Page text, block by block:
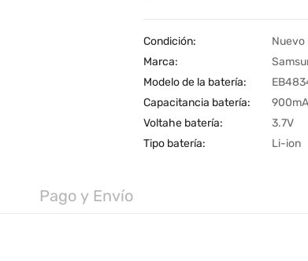
Condición:
Nuevo
Marca:
Modelo de la batería:
Capacitancia batería:
Voltahe batería:
3.7V
Tipo batería:
Li-ion
Pago y Envío